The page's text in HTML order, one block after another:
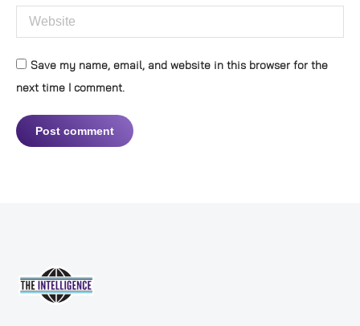
Website
Save my name, email, and website in this browser for the
next time I comment.
Post comment